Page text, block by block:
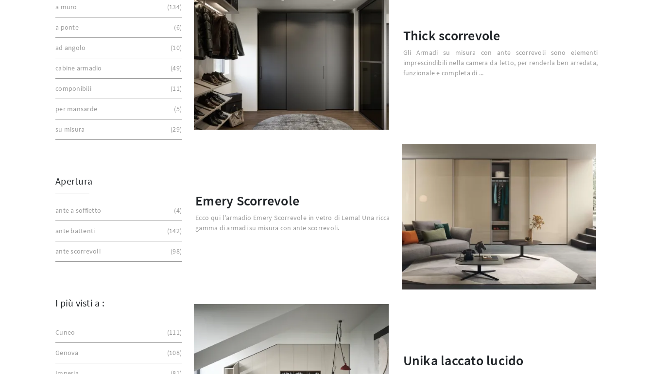
Thick scorrevole
Gli Armadi su misura con ante scorrevoli sono elementi
imprescindibili nella camera da letto, per renderla ben arredata,
funzionale e completa di ...
Emery Scorrevole
Ecco qui l'armadio Emery Scorrevole in vetro di Lema! Una ricca
gamma di armadi su misura con ante scorrevoli.
Unika laccato lucido
a muro 134
a ponte 6
ad angolo 10
cabine armadio 49
componibili 11
per mansarde 5
su misura 29
Apertura
ante a soffietto 4
ante battenti 142
ante scorrevoli 98
I più visti a :
Cuneo 111
Genova 108